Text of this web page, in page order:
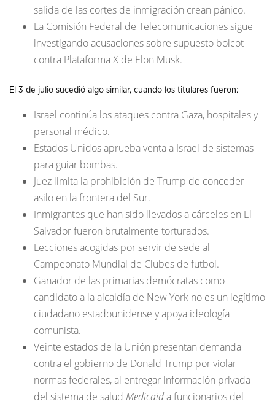
salida de las cortes de inmigración crean pánico.
La Comisión Federal de Telecomunicaciones sigue
investigando acusaciones sobre supuesto boicot
contra Plataforma X de Elon Musk.
El 3 de julio sucedió algo similar, cuando los titulares fueron:
Israel continúa los ataques contra Gaza, hospitales y
personal médico.
Estados Unidos aprueba venta a Israel de sistemas
para guiar bombas.
Juez limita la prohibición de Trump de conceder
asilo en la frontera del Sur.
Inmigrantes que han sido llevados a cárceles en El
Salvador fueron brutalmente torturados.
Lecciones acogidas por servir de sede al
Campeonato Mundial de Clubes de futbol.
Ganador de las primarias demócratas como
candidato a la alcaldía de New York no es un legítimo
ciudadano estadounidense y apoya ideología
comunista.
Veinte estados de la Unión presentan demanda
contra el gobierno de Donald Trump por violar
normas federales, al entregar información privada
del sistema de salud Medicaida funcionarios del